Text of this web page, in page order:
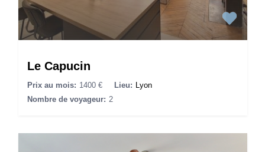
Le Capucin
Prix au mois: 1400 € Lieu: Lyon
Nombre de voyageur: 2